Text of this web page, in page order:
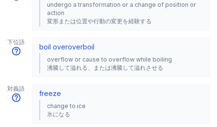
undergo a transformation or a change of position or
action
変形または位置や行動の変更を経験する
下位語
boil overoverboil
overflow or cause to overflow while boiling
沸騰して溢れる、または沸騰して溢れさせる
対義語
freeze
change to ice
氷になる